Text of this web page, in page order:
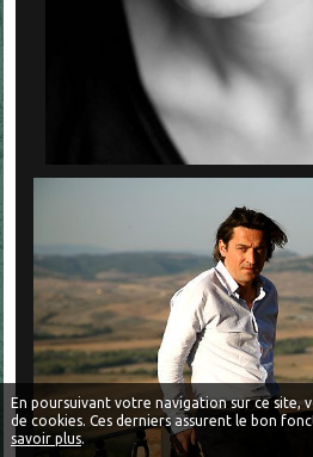
En poursuivant votre navigation sur ce site,
de cookies. Ces derniers assurent le bon
savoir plus.